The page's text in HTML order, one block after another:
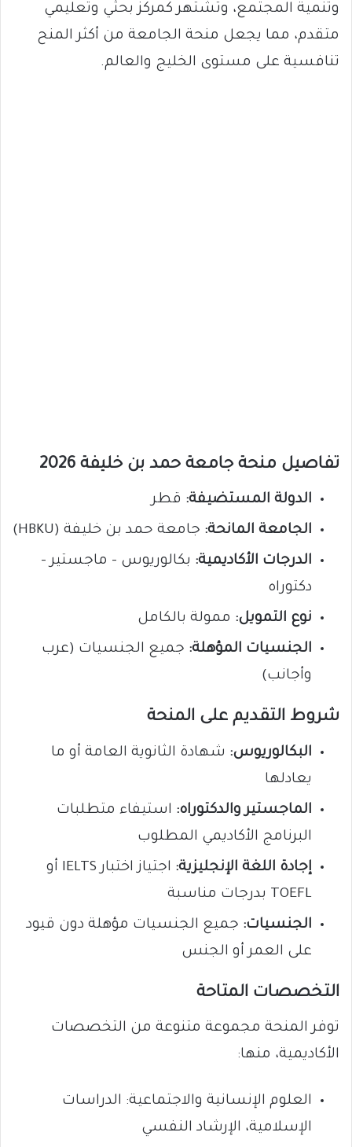
وتنمية المجتمع، وتشتهر كمركز بحثي وتعليمي
متقدم، مما يجعل منحة الجامعة من أكثر المنح
تنافسية على مستوى الخليج والعالم.
تفاصيل منحة جامعة حمد بن خليفة 2026
الدولة المستضيفة: قطر
الجامعة المانحة: جامعة حمد بن خليفة (HBKU)
الدرجات الأكاديمية: بكالوريوس – ماجستير –
دكتوراه
نوع التمويل: ممولة بالكامل
الجنسيات المؤهلة: جميع الجنسيات (عرب
وأجانب)
شروط التقديم على المنحة
البكالوريوس: شهادة الثانوية العامة أو ما
يعادلها
الماجستير والدكتوراه: استيفاء متطلبات
البرنامج الأكاديمي المطلوب
إجادة اللغة الإنجليزية:
اجتياز اختبار IELTS أو
TOEFL بدرجات مناسبة
الجنسيات: جميع الجنسيات مؤهلة دون قيود
على العمر أو الجنس
التخصصات المتاحة
توفر المنحة مجموعة متنوعة من التخصصات
الأكاديمية، منها:
العلوم الإنسانية والاجتماعية: الدراسات
الإسلامية، الإرشاد النفسي